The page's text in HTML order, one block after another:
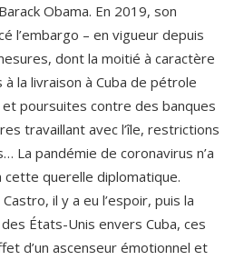
Obama. En 2019, son
l’embargo – en vigueur depuis
dont la moitié à caractère
la livraison à Cuba de pétrole
poursuites contre des banques
travaillant avec l’île, restrictions
La pandémie de coronavirus n’a
querelle diplomatique.
il y a eu l’espoir, puis la
États-Unis envers Cuba, ces
d’un ascenseur émotionnel et